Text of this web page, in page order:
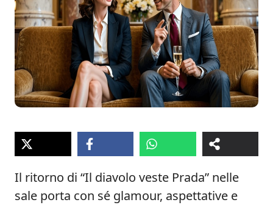
Il ritorno di “Il diavolo veste Prada” nelle
sale porta con sé glamour, aspettative e